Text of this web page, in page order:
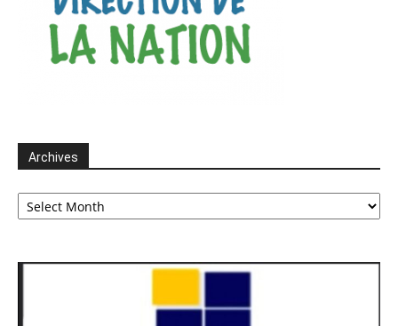
Archives
Archives